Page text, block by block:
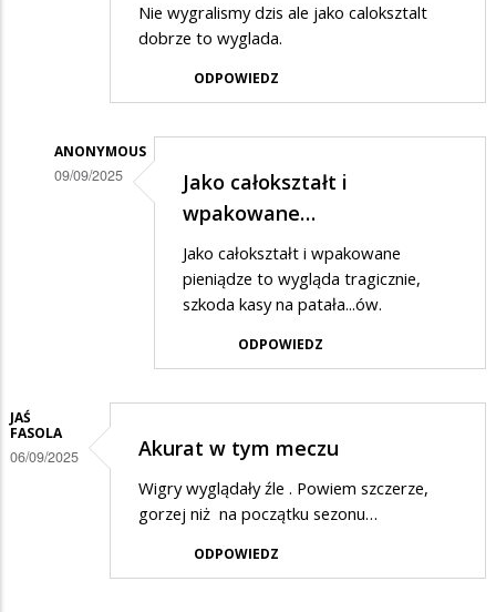
Nie wygralismy dzis ale jako caloksztalt
dobrze to wyglada.
ODPOWIEDZ
ANONYMOUS
09/09/2025
Dobrze
jest
Jako całokształt i
wpakowane…
Jako całokształt i wpakowane
pieniądze to wygląda tragicznie,
szkoda kasy na patała...ów.
ODPOWIEDZ
JAŚ
FASOLA
06/09/2025 Akurat w tym meczu
Wigry wyglądały źle . Powiem szczerze,
gorzej niż na początku sezonu…
ODPOWIEDZ